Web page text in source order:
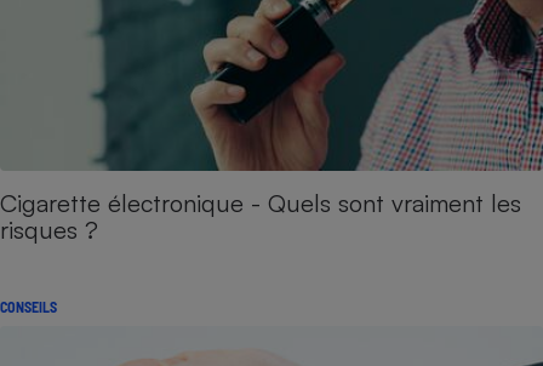
Cigarette électronique - Quels sont vraiment les
risques ?
CONSEILS